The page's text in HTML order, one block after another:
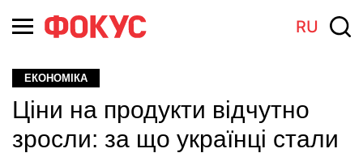
RU
ЕКОНОМІКА
Ціни на продукти відчутно
зросли: за що українці стали